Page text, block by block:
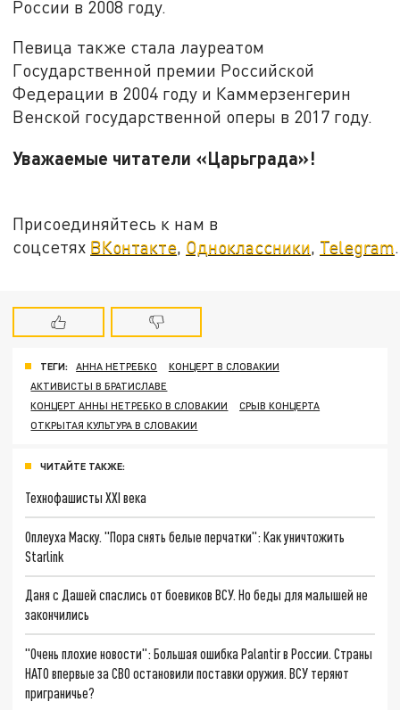
России в 2008 году.
Певица также стала лауреатом
Государственной премии Российской
Федерации в 2004 году и Каммерзенгерин
Венской государственной оперы в 2017 году.
Уважаемые читатели «Царьграда»!
Присоединяйтесь к нам в
соцсетях ВКонтакте, Одноклассники, Telegram.
ТЕГИ: АННА НЕТРЕБКО
КОНЦЕРТ В СЛОВАКИИ
АКТИВИСТЫ В БРАТИСЛАВЕ
КОНЦЕРТ АННЫ НЕТРЕБКО В СЛОВАКИИ
СРЫВ КОНЦЕРТА
ОТКРЫТАЯ КУЛЬТУРА В СЛОВАКИИ
ЧИТАЙТЕ ТАКЖЕ:
Технофашисты XXI века
Оплеуха Маску. "Пора снять белые перчатки": Как уничтожить
Starlink
Даня с Дашей спаслись от боевиков ВСУ. Но беды для малышей не
закончились
"Очень плохие новости": Большая ошибка Palantir в России. Страны
НАТО впервые за СВО остановили поставки оружия. ВСУ теряют
приграничье?